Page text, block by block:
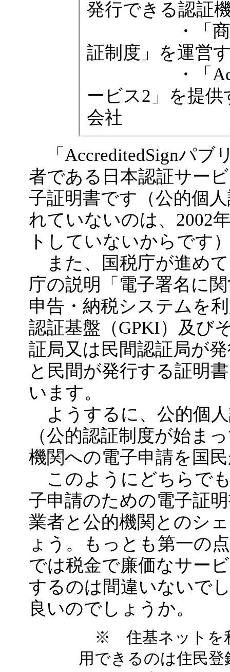
発行できる認証
・「商業登
証制度」を運営
・「
ービス2」を提
会社
「AccreditedSignパブ
者である日本認証サー
子証明書です（公的個
れていないのは、2002
トしていないからです
また、国税庁が進め
庁の説明「電子署名に
申告・納税システムを
認証基盤（GPKI）及び
証局又は民間認証局が
と民間が発行する証明
います。
ようするに、公的個
（公的認証制度が始ま
機関への電子申請を国
このようにどちらで
子申請のための電子証
業者と公的機関とのシ
ょう。もっとも第一の
では税金で廉価なサー
するのは間違いないで
良いのでしょうか。
※ 住基ネットを
用できるのは住民